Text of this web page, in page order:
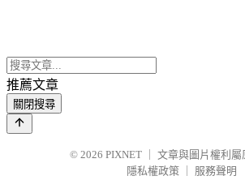
推薦文章
關閉搜尋
© 2026 PIXNET
文章與圖片權利屬
隱私權政策
服務聲明